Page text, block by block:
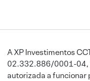
A XP Investimentos
02.332.886/0001-04,
autorizada a funcionar